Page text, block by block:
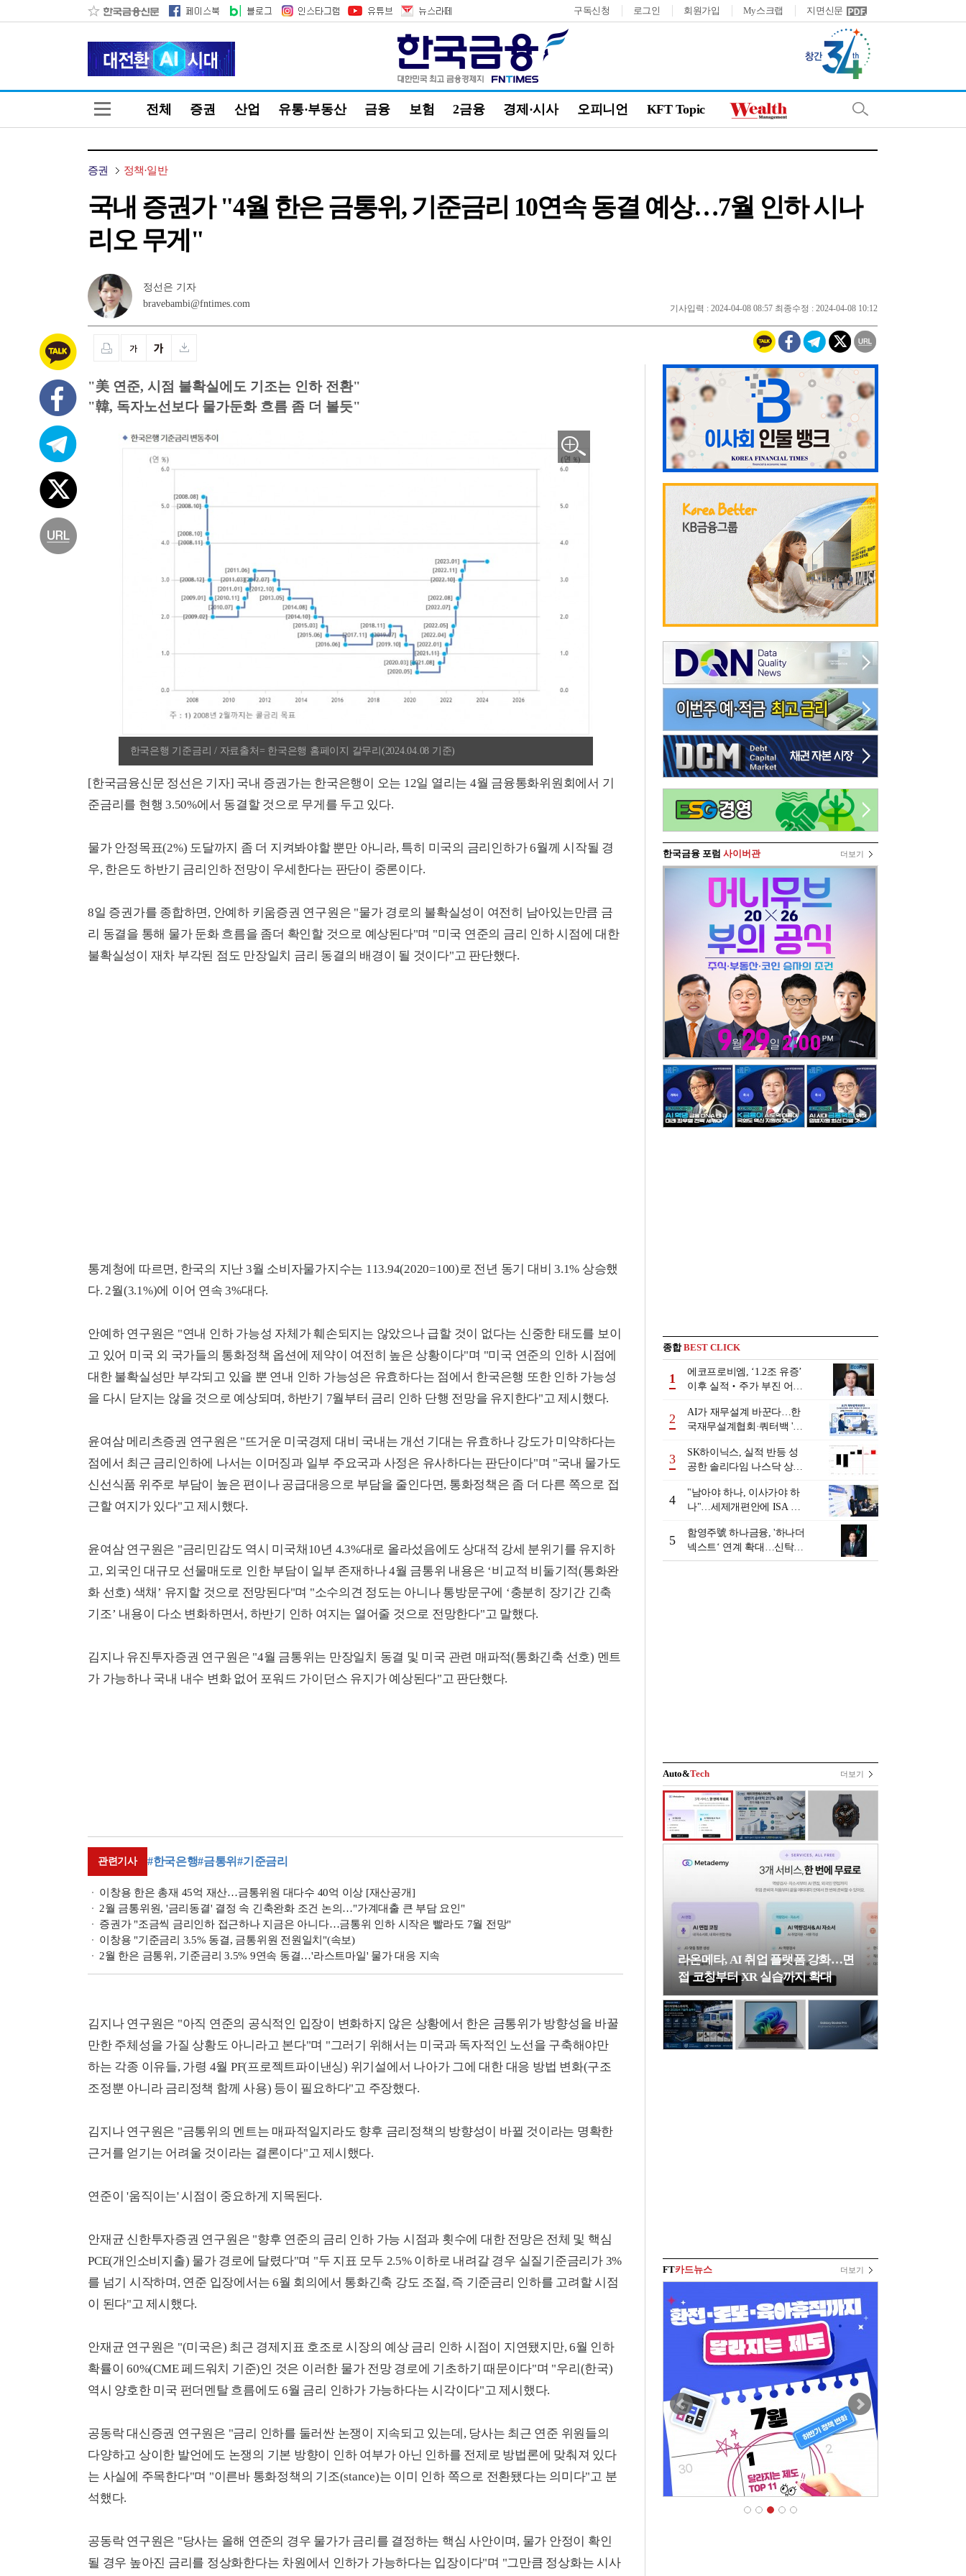
구독신청 로그인 회원가입 My스크랩 지면신문
전체 증권 산업 유통·부동산 금융 보험 2금융 경제·시사 오피니언 KFT Topic
증권 정책·일반
국내 증권가 "4월 한은 금통위, 기준금리 10연속 동결 예상…7월 인하 시나
리오 무게"
정선은 기자
bravebambi@fntimes.com
기사입력 : 2024-04-08 08:57 최종수정 : 2024-04-08 10:12
"美 연준, 시점 불확실에도 기조는 인하 전환"
"韓, 독자노선보다 물가둔화 흐름 좀 더 볼듯"
한국은행 기준금리 / 자료출처= 한국은행 홈페이지 갈무리(2024.04.08 기준)
[한국금융신문 정선은 기자] 국내 증권가는 한국은행이 오는 12일 열리는 4월 금융통화위원회에서 기
준금리를 현행 3.50%에서 동결할 것으로 무게를 두고 있다.
물가 안정목표(2%) 도달까지 좀 더 지켜봐야할 뿐만 아니라, 특히 미국의 금리인하가 6월께 시작될 경
우, 한은도 하반기 금리인하 전망이 우세한다는 판단이 중론이다.
8일 증권가를 종합하면, 안예하 키움증권 연구원은 "물가 경로의 불확실성이 여전히 남아있는만큼 금
리 동결을 통해 물가 둔화 흐름을 좀더 확인할 것으로 예상된다"며 "미국 연준의 금리 인하 시점에 대한
불확실성이 재차 부각된 점도 만장일치 금리 동결의 배경이 될 것이다"고 판단했다.
통계청에 따르면, 한국의 지난 3월 소비자물가지수는 113.94(2020=100)로 전년 동기 대비 3.1% 상승했
다. 2월(3.1%)에 이어 연속 3%대다.
안예하 연구원은 "연내 인하 가능성 자체가 훼손되지는 않았으나 급할 것이 없다는 신중한 태도를 보이
고 있어 미국 외 국가들의 통화정책 옵션에 제약이 여전히 높은 상황이다"며 "미국 연준의 인하 시점에
대한 불확실성만 부각되고 있을 뿐 연내 인하 가능성은 유효하다는 점에서 한국은행 또한 인하 가능성
을 다시 닫지는 않을 것으로 예상되며, 하반기 7월부터 금리 인하 단행 전망을 유지한다"고 제시했다.
윤여삼 메리츠증권 연구원은 "뜨거운 미국경제 대비 국내는 개선 기대는 유효하나 강도가 미약하다는
점에서 최근 금리인하에 나서는 이머징과 일부 주요국과 사정은 유사하다는 판단이다"며 "국내 물가도
신선식품 위주로 부담이 높은 편이나 공급대응으로 부담을 줄인다면, 통화정책은 좀 더 다른 쪽으로 접
근할 여지가 있다"고 제시했다.
윤여삼 연구원은 "금리민감도 역시 미국채10년 4.3%대로 올라섰음에도 상대적 강세 분위기를 유지하
고, 외국인 대규모 선물매도로 인한 부담이 일부 존재하나 4월 금통위 내용은 ‘비교적 비둘기적(통화완
화 선호) 색채’ 유지할 것으로 전망된다"며 "소수의견 정도는 아니나 통방문구에 ‘충분히 장기간 긴축
기조’ 내용이 다소 변화하면서, 하반기 인하 여지는 열어줄 것으로 전망한다"고 말했다.
김지나 유진투자증권 연구원은 "4월 금통위는 만장일치 동결 및 미국 관련 매파적(통화긴축 선호) 멘트
가 가능하나 국내 내수 변화 없어 포워드 가이던스 유지가 예상된다"고 판단했다.
관련기사 #한국은행#금통위#기준금리
이창용 한은 총재 45억 재산…금통위원 대다수 40억 이상 [재산공개]
2월 금통위원, '금리동결' 결정 속 긴축완화 조건 논의…"가계대출 큰 부담 요인"
증권가 "조금씩 금리인하 접근하나 지금은 아니다…금통위 인하 시작은 빨라도 7월 전망"
이창용 "기준금리 3.5% 동결, 금통위원 전원일치"(속보)
2월 한은 금통위, 기준금리 3.5% 9연속 동결…'라스트마일' 물가 대응 지속
김지나 연구원은 "아직 연준의 공식적인 입장이 변화하지 않은 상황에서 한은 금통위가 방향성을 바꿀
만한 주체성을 가질 상황도 아니라고 본다"며 "그러기 위해서는 미국과 독자적인 노선을 구축해야만
하는 각종 이유들, 가령 4월 PF(프로젝트파이낸싱) 위기설에서 나아가 그에 대한 대응 방법 변화(구조
조정뿐 아니라 금리정책 함께 사용) 등이 필요하다"고 주장했다.
김지나 연구원은 "금통위의 멘트는 매파적일지라도 향후 금리정책의 방향성이 바뀔 것이라는 명확한
근거를 얻기는 어려울 것이라는 결론이다"고 제시했다.
연준이 '움직이는' 시점이 중요하게 지목된다.
안재균 신한투자증권 연구원은 "향후 연준의 금리 인하 가능 시점과 횟수에 대한 전망은 전체 및 핵심
PCE(개인소비지출) 물가 경로에 달렸다"며 "두 지표 모두 2.5% 이하로 내려갈 경우 실질기준금리가 3%
를 넘기 시작하며, 연준 입장에서는 6월 회의에서 통화긴축 강도 조절, 즉 기준금리 인하를 고려할 시점
이 된다"고 제시했다.
안재균 연구원은 "(미국은) 최근 경제지표 호조로 시장의 예상 금리 인하 시점이 지연됐지만, 6월 인하
확률이 60%(CME 페드워치 기준)인 것은 이러한 물가 전망 경로에 기초하기 때문이다"며 "우리(한국)
역시 양호한 미국 펀더멘탈 흐름에도 6월 금리 인하가 가능하다는 시각이다"고 제시했다.
공동락 대신증권 연구원은 "금리 인하를 둘러싼 논쟁이 지속되고 있는데, 당사는 최근 연준 위원들의
다양하고 상이한 발언에도 논쟁의 기본 방향이 인하 여부가 아닌 인하를 전제로 방법론에 맞춰져 있다
는 사실에 주목한다"며 "이른바 통화정책의 기조(stance)는 이미 인하 쪽으로 전환됐다는 의미다"고 분
석했다.
공동락 연구원은 "당사는 올해 연준의 경우 물가가 금리를 결정하는 핵심 사안이며, 물가 안정이 확인
될 경우 높아진 금리를 정상화한다는 차원에서 인하가 가능하다는 입장이다"며 "그만큼 정상화는 시사
한국금융 포럼 사이버관 더보기
종합BEST CLICK
1
에코프로비엠, ‘1.2조 유증’
이후 실적‧주가 부진 어쩌
2
AI가 재무설계 바꾼다…한
국재무설계협회·쿼터백 '베
3
SK하이닉스, 실적 반등 성
공한 솔리다임 나스닥 상장
4
"남아야 하나, 이사가야 하
나"…세제개편안에 ISA 투
5
함영주號 하나금융, '하나더
넥스트‘ 연계 확대…신탁수
수료 2배 증가 효과 [금융 시
Auto&Tech 더보기
라온메타, AI 취업 플랫폼 강화…면
접 코칭부터 XR 실습까지 확대
FT카드뉴스 더보기